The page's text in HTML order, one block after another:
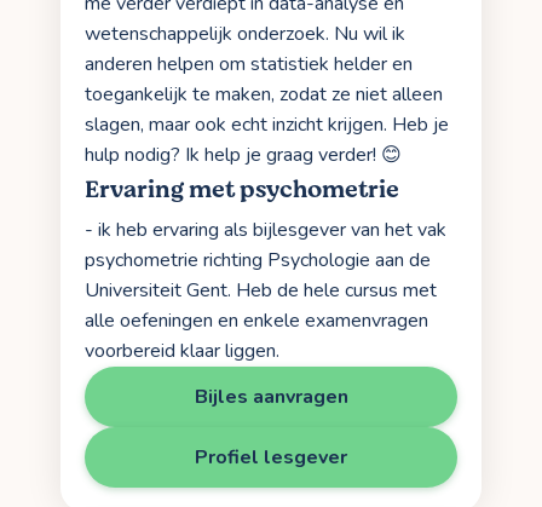
wetenschappelijk onderzoek. Nu wil ik
anderen helpen om statistiek helder en
toegankelijk te maken, zodat ze niet alleen
slagen, maar ook echt inzicht krijgen. Heb je
hulp nodig? Ik help je graag verder! 😊
Ervaring met psychometrie
- ik heb ervaring als bijlesgever van het vak
psychometrie richting Psychologie aan de
Universiteit Gent. Heb de hele cursus met
alle oefeningen en enkele examenvragen
voorbereid klaar liggen.
Bijles aanvragen
Profiel lesgever